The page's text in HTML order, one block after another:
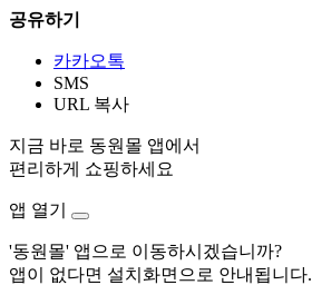
공유하기
카카오톡
SMS
URL 복사
지금 바로 동원몰 앱에서
편리하게 쇼핑하세요
앱 열기
'동원몰' 앱으로 이동하시겠습니까?
앱이 없다면 설치화면으로 안내됩니다.